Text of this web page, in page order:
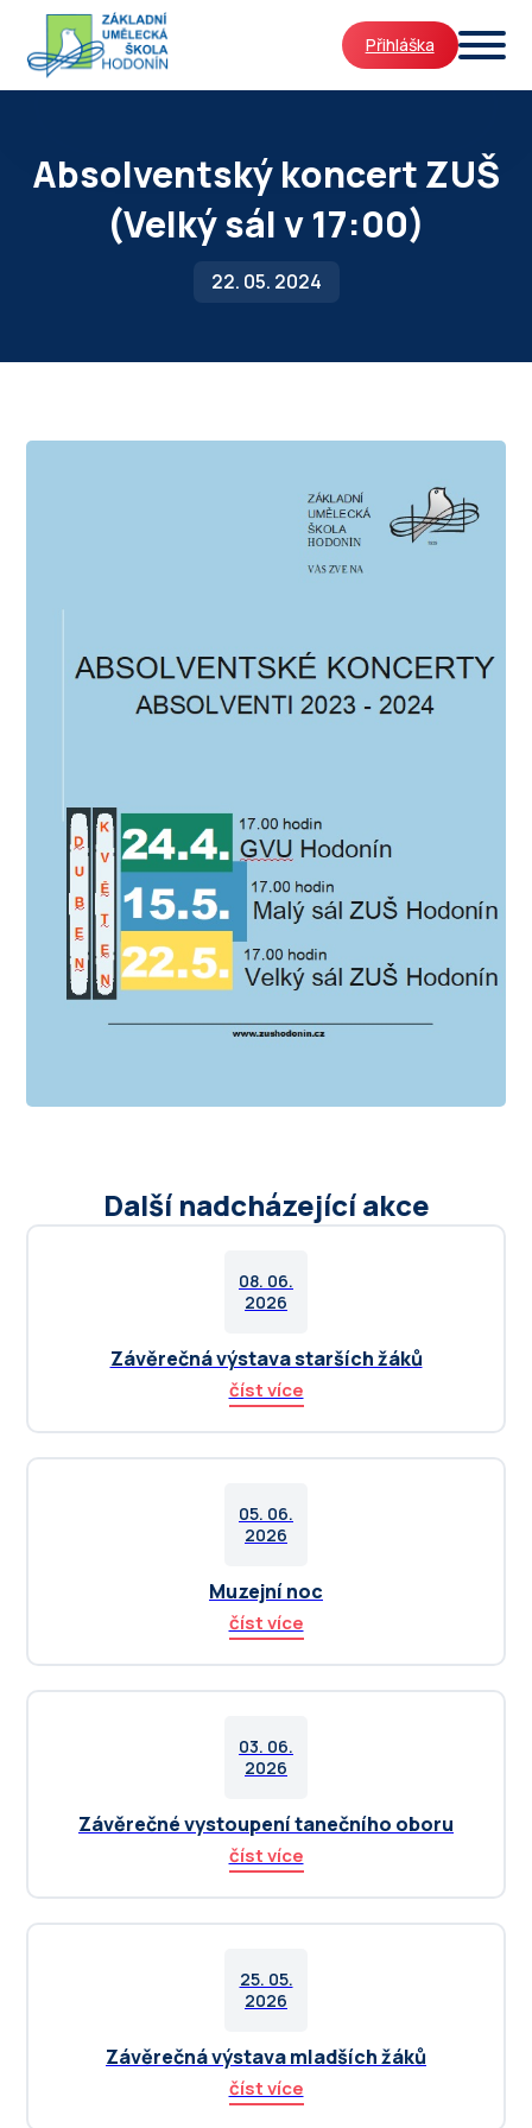
Přihláška
Absolventský koncert ZUŠ
(Velký sál v 17:00)
22. 05. 2024
Další nadcházející akce
08. 06.
2026
Závěrečná výstava starších žáků
číst více
05. 06.
2026
Muzejní noc
číst více
03. 06.
2026
Závěrečné vystoupení tanečního oboru
číst více
25. 05.
2026
Závěrečná výstava mladších žáků
číst více